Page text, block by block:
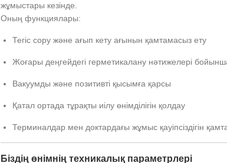
жұмыстары кезінде.
Оның функциялары:
Тегіс сору және ағып кету ағынын қамтамасыз ету
Жоғары деңгейдегі герметикалану нәтижелері
Вакуумды және позитивті қысымға қарсы
Қатал ортада тұрақты иілу өнімділігін қолдау
Терминалдар мен доктардағы жұмыс қауіпсіздігін
Біздің өнімнің техникалық параметрлері